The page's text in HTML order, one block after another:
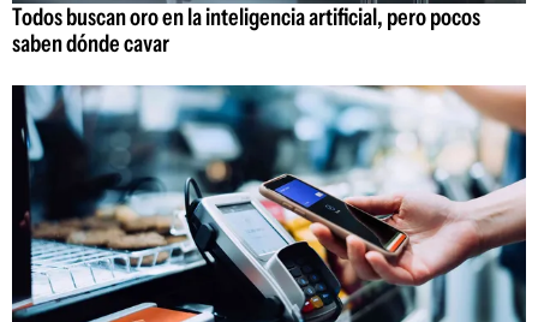
Todos buscan oro en la inteligencia artificial, pero pocos
saben dónde cavar